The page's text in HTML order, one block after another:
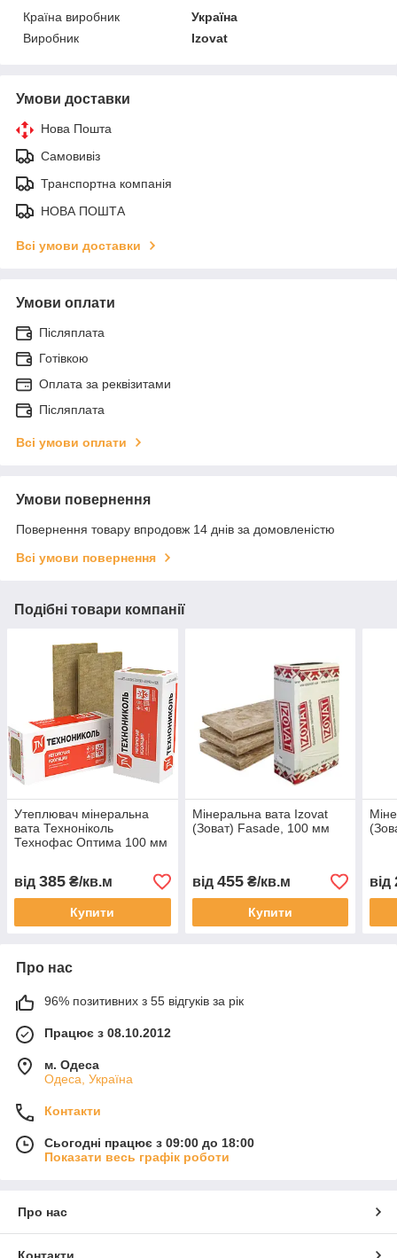
Країна виробник
Україна
Виробник
Izovat
Умови доставки
Нова Пошта
Самовивіз
Транспортна компанія
НОВА ПОШТА
Всі умови доставки
Умови оплати
Післяплата
Готівкою
Оплата за реквізитами
Післяплата
Всі умови оплати
Умови повернення
Повернення товару впродовж 14 днів за домовленістю
Всі умови повернення
Подібні товари компанії
Утеплювач мінеральна
вата Техноніколь
Технофас Оптима 100 мм
від 385 ₴/кв.м
Купити
Мінеральна вата Izovat
(Зоват) Fasade, 100 мм
від 455₴/кв.м
Купити
від
Про нас
96% позитивних з 55 відгуків за рік
Працює з 08.10.2012
м. Одеса
Одеса, Україна
Контакти
Сьогодні працює з 09:00 до 18:00
Показати весь графік роботи
Про нас